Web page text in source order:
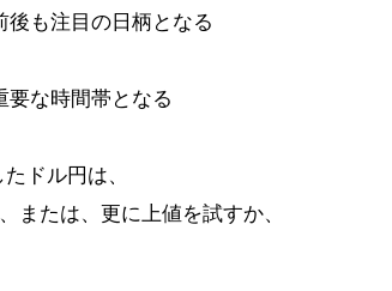
も注目の日柄となる
な時間帯となる
ドル円は、
または、更に上値を試すか、